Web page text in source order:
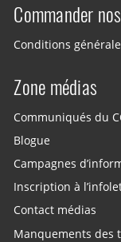
Commander
Conditions
Zone médias
Communiqués du
Blogue
Campagnes
Inscription à
Contact médias
Manquements des